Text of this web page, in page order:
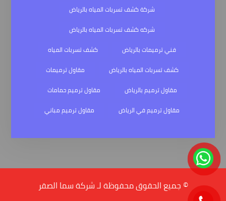
شركة كشف تسربات المياه بالرياض
شركه كشف تسربات المياه بالرياض
فني ترميمات بالرياض
كشف تسربات المياه
كشف تسربات المياه بالرياض
مقاول ترميمات
مقاول ترميم بالرياض
مقاول ترميم حمامات
مقاول ترميم في الرياض
مقاول ترميم مباني
© جميع الحقوق محفوظة لـ شركة سما الصقر